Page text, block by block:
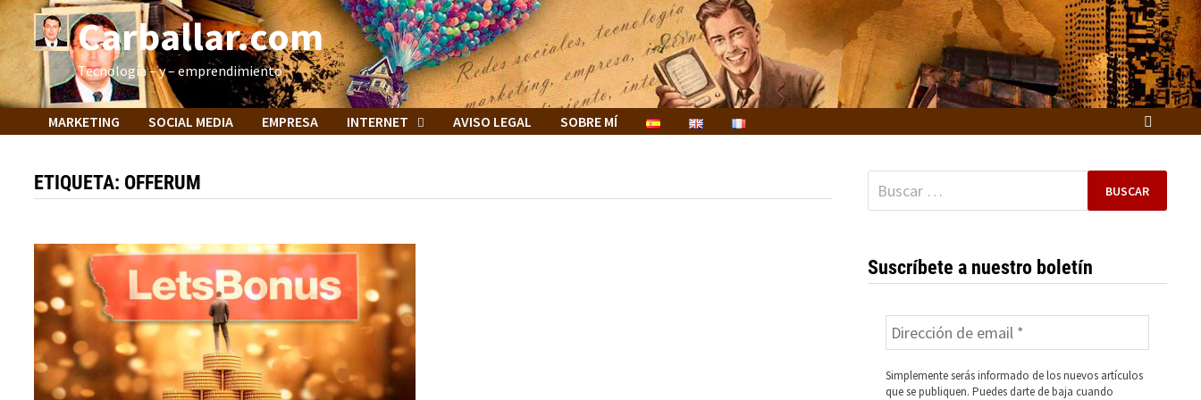
Saltar
contenido Carballar.com
Tecnología – y – emprendimiento
MARKETING SOCIAL MEDIA EMPRESA INTERNET AVISO LEGAL SOBRE MÍ
ETIQUETA: OFFERUM Buscar:
Suscríbete a nuestro boletín
Simplemente serás informado de los nuevos artículos
que se publiquen. Puedes darte de baja cuando